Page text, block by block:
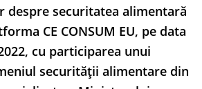
despre securitatea alimentară
CE CONSUM EU, pe data
cu participarea unui
securității alimentare din